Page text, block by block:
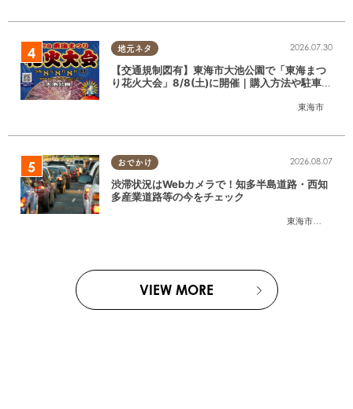
地元ネタ
東海市
2026.07.30
【交通規制図有】東海市大池公園で「東海まつ
り花火大会」8/8(土)に開催｜購入方法や駐車場
おでかけ
東海市
,大府市
2026.08.07
渋滞状況はWebカメラで！知多半島道路・西知
多産業道路等の今をチェック
VIEW MORE